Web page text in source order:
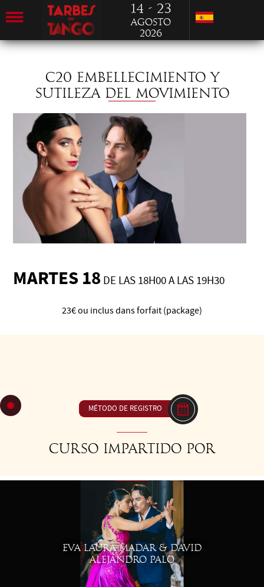
14 - 23
Agosto
2026
C20 EMBELLECIMIENTO Y
SUTILEZA DEL MOVIMIENTO
MARTES 18 DE LAS 18H00 A LAS 19H30
23€ ou inclus dans forfait (package)
MÉTODO DE REGISTRO
Curso impartido por
EVA LAURA MADAR & DAVID
ALEJANDRO PALO